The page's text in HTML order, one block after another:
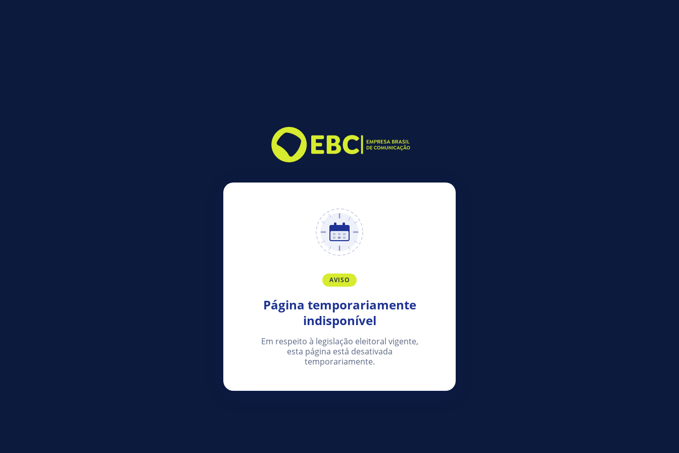
AVISO
Página temporariamente
indisponível
Em respeito à legislação eleitoral vigente,
esta página está desativada
temporariamente.